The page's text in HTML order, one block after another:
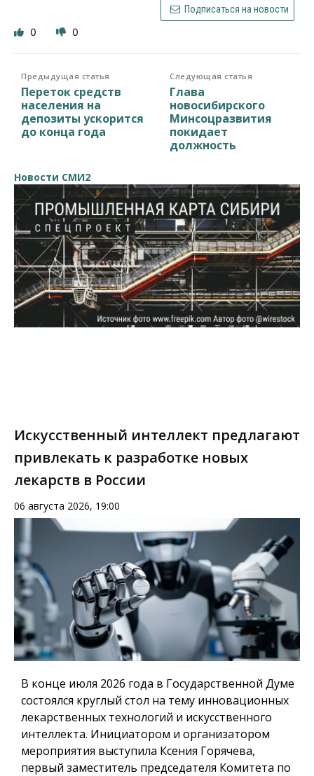
Подписаться на новости
0 0
Предыдущая статья
Переток средств
населения на
депозиты ускорится
до конца года
Следующая статья
Глава
новосибирского
Минсоцразвития
покидает
должность
Новости СМИ2
Искусственный интеллект предлагают
привлекать к разработке новых
лекарств в России
06 августа 2026, 19:00
В конце июля 2026 года в Государственной Думе
состоялся круглый стол на тему инновационных
лекарственных технологий и искусственного
интеллекта. Инициатором и организатором
мероприятия выступила Ксения Горячева,
первый заместитель председателя Комитета по